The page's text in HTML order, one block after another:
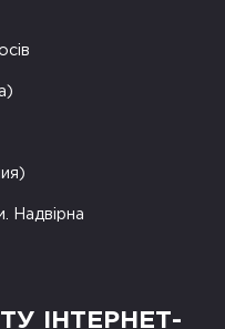
Надвірна
ІНТЕРНЕТ-